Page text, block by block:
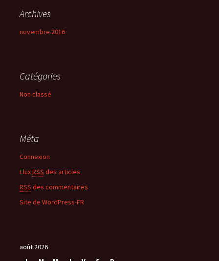
Archives
novembre 2016
Catégories
Non classé
Méta
Connexion
FluxRSS des articles
RSS des commentaires
Site de WordPress-FR
août 2026